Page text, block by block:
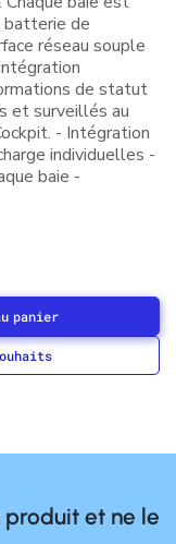
batterie de
réseau souple
de statut
et surveillés au
- Intégration
individuelles -
baie -
panier
produit et ne le